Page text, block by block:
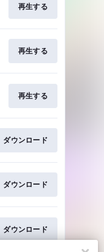
再生する
再生する
再生する
ダウンロード
ダウンロード
ダウンロード